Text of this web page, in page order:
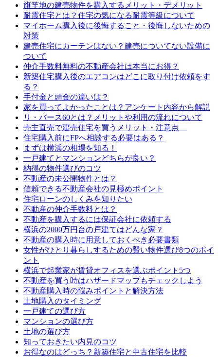
旗竿地の建売物件を購入するメリット・デメリット
耐震住宅とは？住宅の気になる耐震等級について
マイホーム購入後に後悔すること・後悔しないための
対策
建売住宅にカーテンはない？建売についてない設備に
ついて
仲介手数料無料の不動産会社は本当にお得？
新築住宅購入後のエアコンはどこに取り付け依頼をす
る？
手付金と頭金の違いは？
家を買ってよかったことは？アンケート内容から解説
リ・バース60とは？メリットや利用の流れについて
売主直売で建売住宅を買うメリット・注意点
住宅購入前にFPへ相談する必要はある？
まずは横浜の相場を知る！
一戸建てとマンションどちらが良い？
納得の物件選びのコツ
不動産の未公開物件とは？
信頼できる不動産会社の見極めポイント
住宅ローンのしくみを知りたい
不動産の仲介手数料とは？
不動産を購入するには保証会社に依頼する
横浜の2000万円台の戸建てはどんな家？
不動産の購入時に用意しておくべき必要書類
女性がひとり暮らしするための賢い物件選び8つのポイ
ント
横浜で起業家が賃貸オフィスを選ぶポイント5つ
不動産を買う時はハザードマップもチェックしよう
不動産購入時の悩みポイントと解決方法
土地購入のタイミング
一戸建ての選び方
マンションの選び方
土地の選び方
知っておきたい内見のコツ
お得なのはどっち？新築住宅と中古住宅を比較